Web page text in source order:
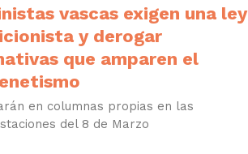
vascas exigen una ley
y derogar
que amparen el
en columnas propias en las
del 8 de Marzo